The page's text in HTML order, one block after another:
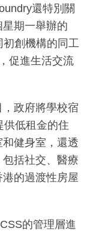
還特別關
期一舉辦的
初創機構的同工
促進生活交流
政府將學校宿
供低租金的住
健身室，還透
括社交、醫療
的過渡性房屋
的管理層進